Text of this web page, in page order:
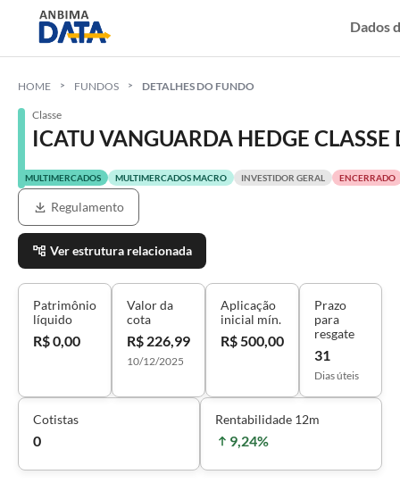
Dados
HOME FUNDOS DETALHES DO FUNDO
Classe
ICATU VANGUARDA HEDGE
MULTIMERCADOS MULTIMERCADOS MACRO INVESTIDOR GERAL ENCERRADO
Regulamento
Ver estrutura relacionada
Patrimônio
líquido
R$ 0,00
Valor da
cota
R$ 226,99
10/12/2025
Aplicação
inicial mín.
R$ 500,00
Prazo
para
resgate
31
Dias úteis
Cotistas
0
Rentabilidade 12m
9,24%